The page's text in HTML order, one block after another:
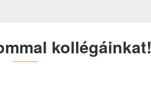
kollégáinkat!